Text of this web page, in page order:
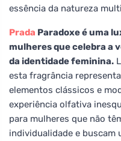
essência da natureza
Prada Paradoxe é uma
mulheres que celebra a
da identidade feminina.
esta fragrância
elementos clássicos e
experiência olfativa
para mulheres que não
individualidade e buscam